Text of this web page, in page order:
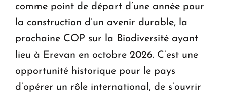
comme point de départ d’une année pour
la construction d’un avenir durable, la
prochaine COP sur la Biodiversité ayant
lieu à Erevan en octobre 2026. C’est une
opportunité historique pour le pays
d’opérer un rôle international, de s’ouvrir